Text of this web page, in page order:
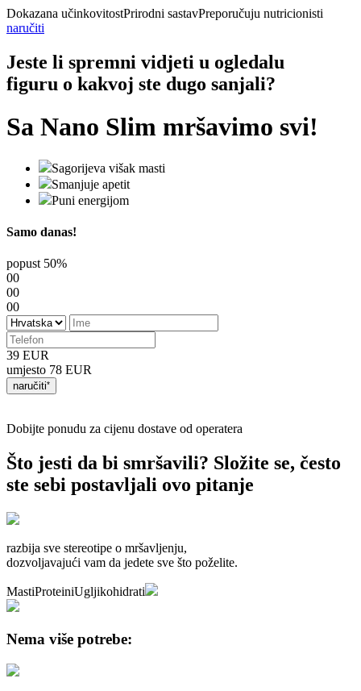
Dokazana učinkovitostPrirodni sastavPreporučuju nutricionisti
naručiti
Jeste li spremni vidjeti u ogledalu
figuru o kakvoj ste dugo sanjali?
Sa Nano Slim mršavimo svi!
Sagorijeva višak masti
Smanjuje apetit
Puni energijom
Samo danas!
popust 50%
00
00
00
39 EUR
umjesto 78 EUR
naručiti
Dobijte ponudu za cijenu dostave od operatera
Što jesti da bi smršavili? Složite se, često
ste sebi postavljali ovo pitanje
razbija sve stereotipe o mršavljenju,
dozvoljavajući vam da jedete sve što poželite.
MastiProteiniUgljikohidrati
Nema više potrebe: